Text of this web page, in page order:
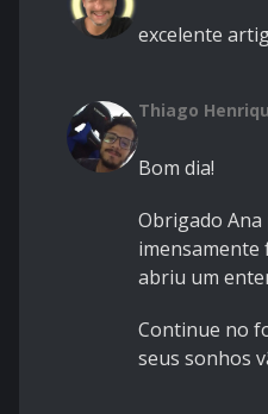
excelente
Thiago
Bom dia!
Obrigado Ana
imensamente
abriu um
Continue no
seus sonhos